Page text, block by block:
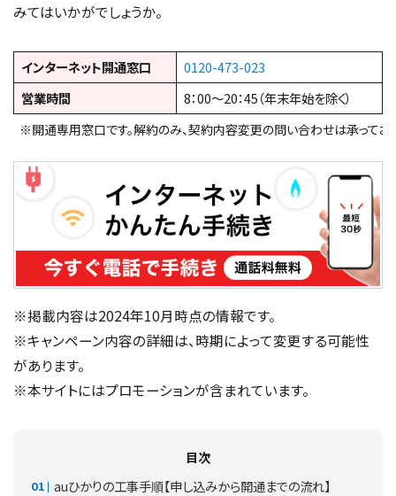
みてはいかがでしょうか。
インターネット開通窓口
0120-473-023
営業時間
8：00～20：45（年末年始を除く）
※開通専用窓口です。解約のみ、契約内容変更の問い合わせは承ってお
※掲載内容は2024年10月時点の情報です。
※キャンペーン内容の詳細は、時期によって変更する可能性
があります。
※本サイトにはプロモーションが含まれています。
目次
auひかりの工事手順【申し込みから開通までの流れ】